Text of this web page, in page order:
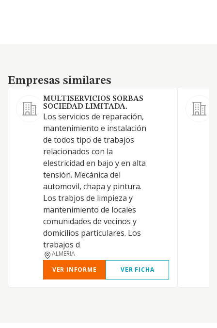
Empresas similares
Empresas similares
MULTISERVICIOS SORBAS
SOCIEDAD LIMITADA.
Los servicios de reparación,
mantenimiento e instalación
de todos tipo de trabajos
relacionados con la
elestricidad en bajo y en alta
tensión. Mecánica del
automovil, chapa y pintura.
Los trabjos de limpieza y
mantenimiento de locales
comunidades de vecinos y
domicilios particulares. Los
trabajos d
ALMERIA
VER INFORME
VER FICHA